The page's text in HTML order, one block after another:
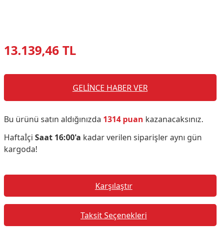
13.139,46 TL
GELİNCE HABER VER
Bu ürünü satın aldığınızda 1314 puan kazanacaksınız.
Haftaİçi Saat 16:00'a kadar verilen siparişler aynı gün
kargoda!
Karşılaştır
Taksit Seçenekleri